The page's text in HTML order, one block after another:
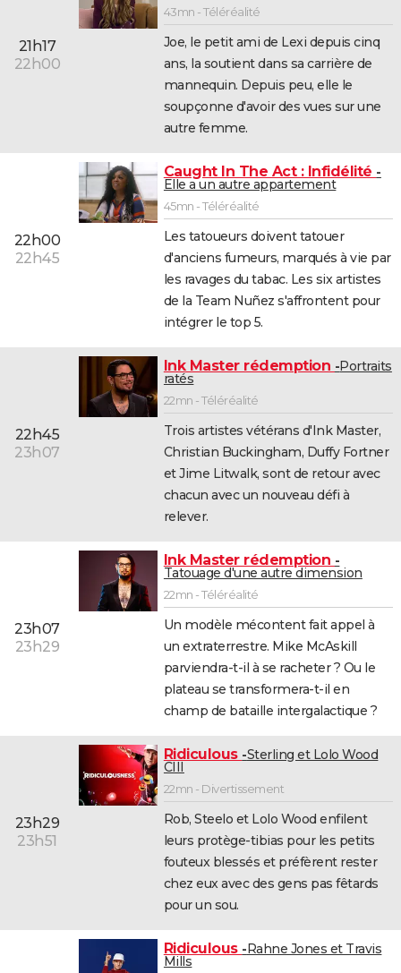
21h17
22h00
43mn - Téléréalité
Joe, le petit ami de Lexi depuis cinq
ans, la soutient dans sa carrière de
mannequin. Depuis peu, elle le
soupçonne d'avoir des vues sur une
autre femme.
22h00
22h45
Caught In The Act : Infidélité
Elle a un autre appartement
45mn - Téléréalité
Les tatoueurs doivent tatouer
d'anciens fumeurs, marqués à vie par
les ravages du tabac. Les six artistes
de la Team Nuñez s'affrontent pour
intégrer le top 5.
22h45
23h07
Ink Master rédemption Portraits
ratés
22mn - Téléréalité
Trois artistes vétérans d'Ink Master,
Christian Buckingham, Duffy Fortner
et Jime Litwalk, sont de retour avec
chacun avec un nouveau défi à
relever.
23h07
23h29
Ink Master rédemption
Tatouage d'une autre dimension
22mn - Téléréalité
Un modèle mécontent fait appel à
un extraterrestre. Mike McAskill
parviendra-t-il à se racheter ? Ou le
plateau se transformera-t-il en
champ de bataille intergalactique ?
23h29
23h51
Ridiculous Sterling et Lolo Wood
CIII
22mn - Divertissement
Rob, Steelo et Lolo Wood enfilent
leurs protège-tibias pour les petits
fouteux blessés et préfèrent rester
chez eux avec des gens pas fêtards
pour un sou.
Ridiculous Rahne Jones et Travis
Mills